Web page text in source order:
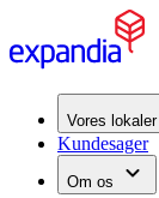
Vores lokaler
Kundesager
Om os